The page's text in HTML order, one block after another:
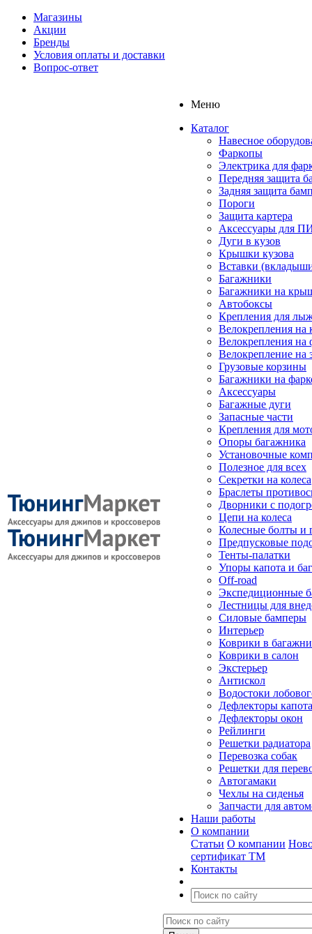
Магазины
Акции
Бренды
Условия оплаты и доставки
Вопрос-ответ
Меню
Каталог
Навесное
Фаркопы
Электрика для
Передняя защита
Задняя защита
Пороги
Защита картера
Аксессуары для
Дуги в кузов
Крышки кузова
Вставки
Багажники
Багажники на
Автобоксы
Крепления для
Велокрепления
Велокрепления на
Велокрепление на
Грузовые корзины
Багажники на
Аксессуары
Багажные дуги
Запасные части
Крепления для
Опоры багажника
Установочные
Полезное для всех
Секретки на колеса
Браслеты
Дворники с
Цепи на колеса
Колесные болты и
Предпусковые
Тенты-палатки
Упоры капота и
Off-road
Экспедиционные
Лестницы для
Силовые бамперы
Интерьер
Коврики в
Коврики в салон
Экстерьер
Антискол
Водостоки
Дефлекторы капота
Дефлекторы окон
Рейлинги
Решетки радиатора
Перевозка собак
Решетки для
Автогамаки
Чехлы на сиденья
Запчасти для
Наши работы
О компании
Статьи О компании
сертификат ТМ
Контакты